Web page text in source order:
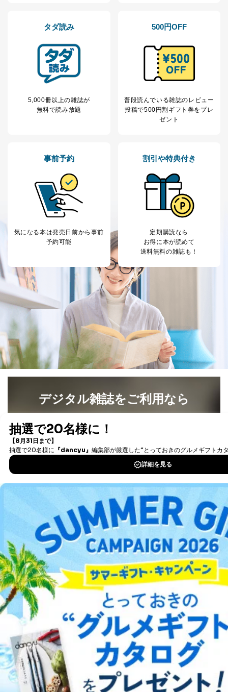
タダ読み
5,000冊以上の雑誌が
無料で読み放題
500円OFF
普段読んでいる雑誌のレビュー
投稿で500円割ギフト券をプレ
ゼント
事前予約
気になる本は発売日前から事前
予約可能
割引や特典付き
定期購読なら
お得に本が読めて
送料無料の雑誌も！
デジタル雑誌をご利用なら
書籍）が無料で読み放題！
DOWNLOAD FOR IOS
DOWNLOAD FOR ANDROID
ご利用方法はこちら
総合案内
アフィリエイト 採用情報
プレスリリース お問い合わせ
利用規約プライバシーポリシー 特定商取引法に基づく表示
出版社の皆様へ
投資家の皆様へサイトマップ